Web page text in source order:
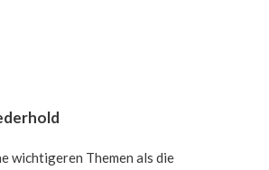
wichtigeren Themen als die